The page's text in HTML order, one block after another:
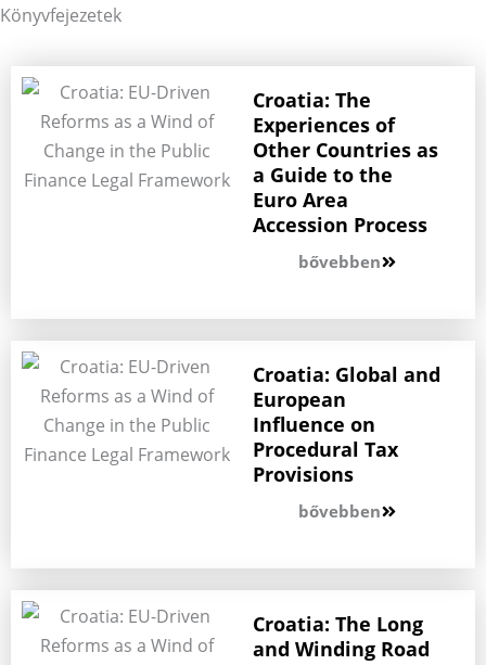
Könyvfejezetek
Croatia: The
Experiences of
Other Countries as
a Guide to the
Euro Area
Accession Process
bővebben
Croatia: Global and
European
Influence on
Procedural Tax
Provisions
bővebben
Croatia: The Long
and Winding Road